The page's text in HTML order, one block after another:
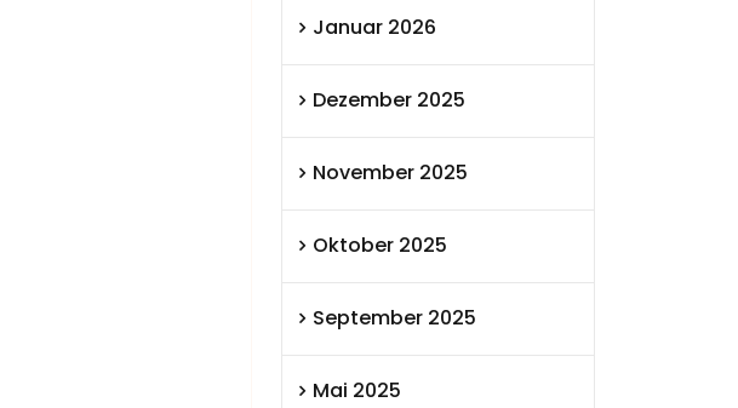
Januar 2026
Dezember 2025
November 2025
Oktober 2025
September 2025
Mai 2025